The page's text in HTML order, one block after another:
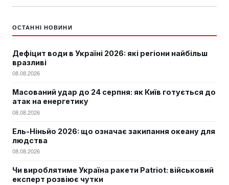
ОСТАННІ НОВИНИ
Дефіцит води в Україні 2026: які регіони найбільш
вразливі
08.08.2026
Масований удар до 24 серпня: як Київ готується до
атак на енергетику
08.08.2026
Ель-Ніньйо 2026: що означає закипання океану для
людства
08.08.2026
Чи вироблятиме Україна ракети Patriot: військовий
експерт розвіює чутки